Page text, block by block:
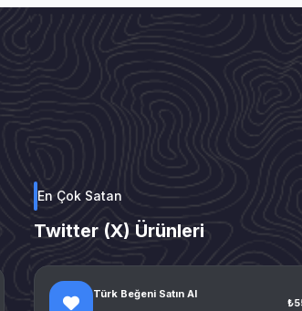
En Çok Satan
Twitter (X) Ürünleri
Türk Beğeni Satın Al